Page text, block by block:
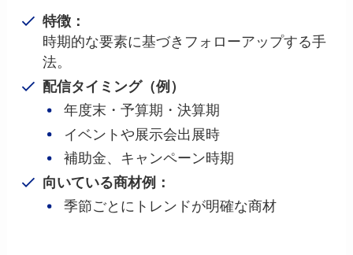
特徴：
時期的な要素に基づきフォローアップする手
法。
配信タイミング（例）
年度末・予算期・決算期
イベントや展示会出展時
補助金、キャンペーン時期
向いている商材例：
季節ごとにトレンドが明確な商材